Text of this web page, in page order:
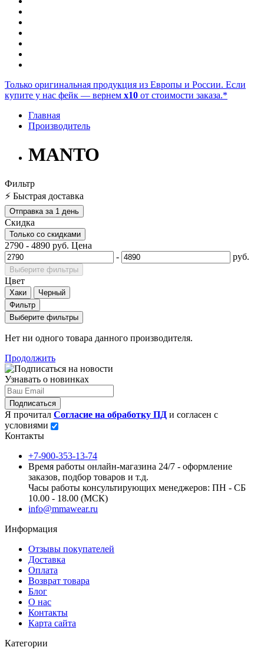
Только оригинальная продукция из Европы и России. Если
купите у нас фейк — вернем x10 от стоимости заказа.*
Главная
Производитель
MANTO
Фильтр
⚡ Быстрая доставка
Отправка за 1 день
Скидка
Только со cкидками
2790 - 4890 руб. Цена
-
руб.
Выберите фильтры
Цвет
Хаки
Черный
Фильтр
Выберите фильтры
Нет ни одного товара данного производителя.
Продолжить
Узнавать о новинках
Подписаться
Я прочитал Согласие на обработку ПД и согласен с
условиями
Контакты
+7-900-353-13-74
Время работы онлайн-магазина 24/7 - оформление
заказов, подбор товаров и т.д.
Часы работы консультирующих менеджеров: ПН - СБ
10.00 - 18.00 (МСК)
info@mmawear.ru
Информация
Отзывы покупателей
Доставка
Оплата
Возврат товара
Блог
О нас
Контакты
Карта сайта
Категории